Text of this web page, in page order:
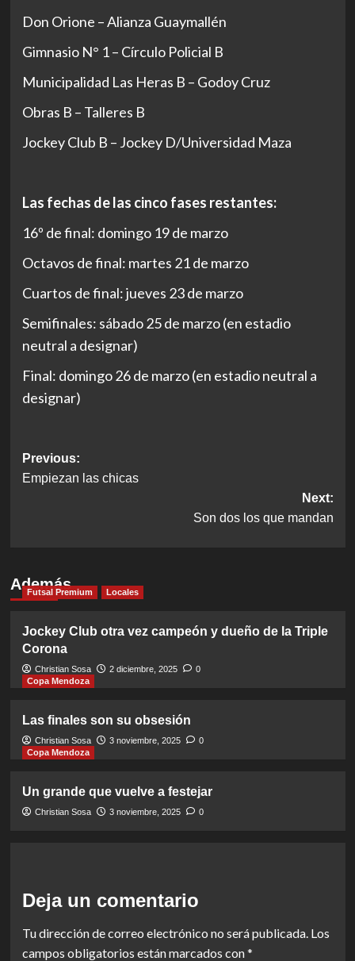
Don Orione – Alianza Guaymallén
Gimnasio N° 1 – Círculo Policial B
Municipalidad Las Heras B – Godoy Cruz
Obras B – Talleres B
Jockey Club B – Jockey D/Universidad Maza
Las fechas de las cinco fases restantes:
16º de final: domingo 19 de marzo
Octavos de final: martes 21 de marzo
Cuartos de final: jueves 23 de marzo
Semifinales: sábado 25 de marzo (en estadio
neutral a designar)
Final: domingo 26 de marzo (en estadio neutral a
designar)
Post
navigation
Previous:
Empiezan las chicas
Next:
Son dos los que mandan
Además
Futsal Premium Locales
Jockey Club otra vez campeón y dueño de la Triple
Corona
Christian Sosa 2 diciembre, 2025
0
Copa Mendoza
Las finales son su obsesión
Christian Sosa 3 noviembre, 2025
0
Copa Mendoza
Un grande que vuelve a festejar
Christian Sosa 3 noviembre, 2025 0
Deja un comentario
Tu dirección de correo electrónico no será publicada. Los
campos obligatorios están marcados con*